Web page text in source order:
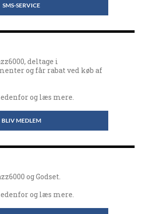
SMS-SERVICE
deltage i
og får rabat ved køb af
og læs mere.
BLIV MEDLEM
og Godset.
og læs mere.